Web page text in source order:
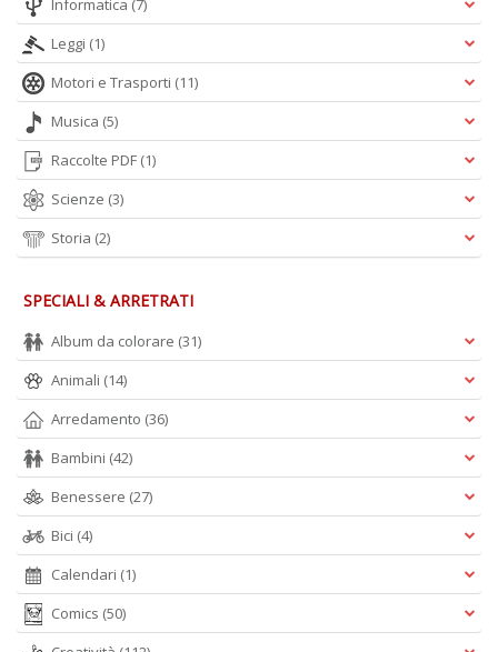
Informatica (7)
Leggi (1)
Motori e Trasporti (11)
Musica (5)
Raccolte PDF (1)
Scienze (3)
Storia (2)
SPECIALI & ARRETRATI
Album da colorare (31)
Animali (14)
Arredamento (36)
Bambini (42)
Benessere (27)
Bici (4)
Calendari (1)
Comics (50)